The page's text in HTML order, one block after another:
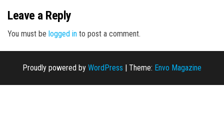
Leave a Reply
You must be logged in to post a comment.
Proudly powered by WordPress Theme: Envo Magazine